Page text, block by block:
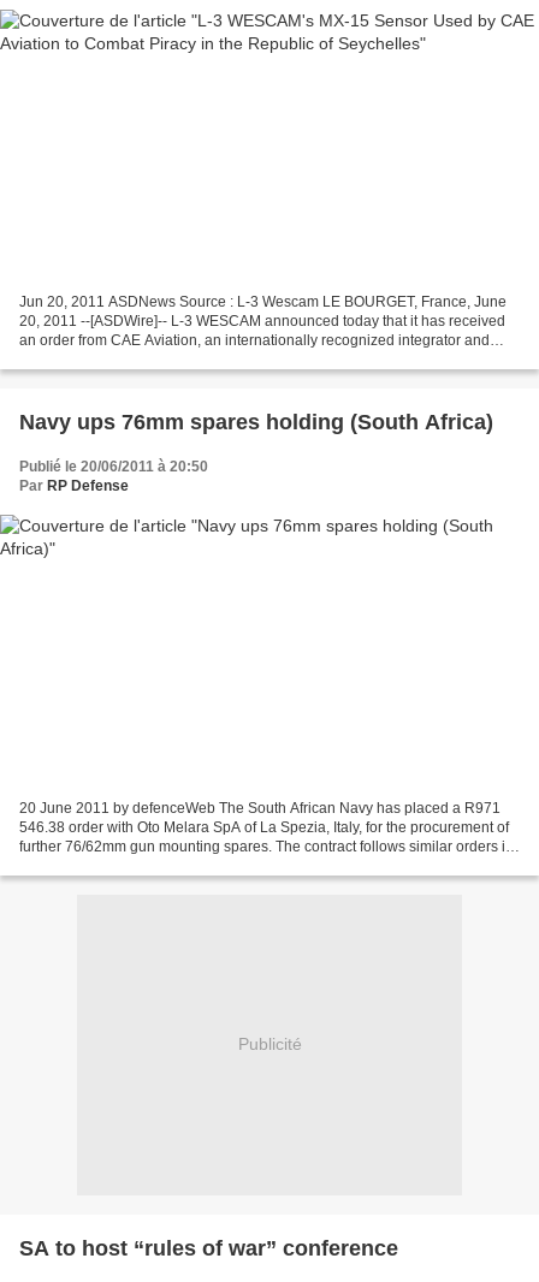
Jun 20, 2011 ASDNews Source : L-3 Wescam LE BOURGET, France, June
20, 2011 --[ASDWire]-- L-3 WESCAM announced today that it has received
an order from CAE Aviation, an internationally recognized integrator and
Navy ups 76mm spares holding (South Africa)
Publié le 20/06/2011 à 20:50
Par RP Defense
20 June 2011 by defenceWeb The South African Navy has placed a R971
546.38 order with Oto Melara SpA of La Spezia, Italy, for the procurement of
further 76/62mm gun mounting spares. The contract follows similar orders in
Publicité
SA to host “rules of war” conference